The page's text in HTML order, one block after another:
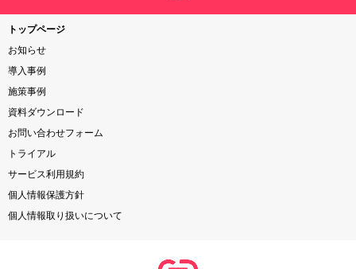
トップページ
お知らせ
導入事例
施策事例
資料ダウンロード
お問い合わせフォーム
トライアル
サービス利用規約
個人情報保護方針
個人情報取り扱いについて